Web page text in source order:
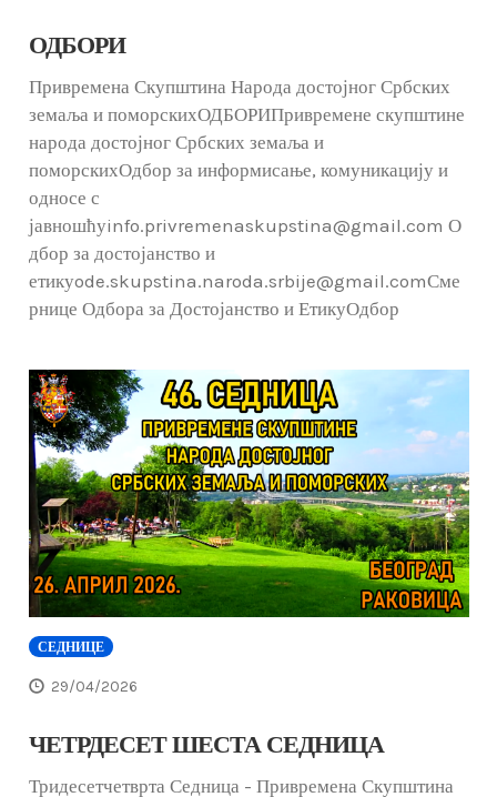
ОДБОРИ
Привремена Скупштина Народа достојног Србских
земаља и поморскихОДБОРИПривремене скупштине
народа достојног Србских земаља и
поморскихОдбор за информисање, комуникацију и
односе с
јавношћуinfo.privremenaskupstina@gmail.com О
дбор за достојанство и
етикуode.skupstina.naroda.srbije@gmail.comСме
рнице Одбора за Достојанство и ЕтикуОдбор
СЕДНИЦЕ
29/04/2026
ЧЕТРДЕСЕТ ШЕСТА СЕДНИЦА
Тридесетчетврта Седница - Привремена Скупштина